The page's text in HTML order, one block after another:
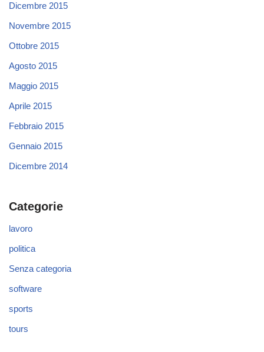
Dicembre 2015
Novembre 2015
Ottobre 2015
Agosto 2015
Maggio 2015
Aprile 2015
Febbraio 2015
Gennaio 2015
Dicembre 2014
Categorie
lavoro
politica
Senza categoria
software
sports
tours